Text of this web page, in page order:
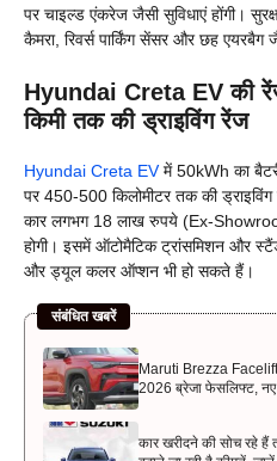
पर चाइल्ड एंकरेज जैसी सुविधाएं होंगी।
कैमरा, रिवर्स पार्किंग सेंसर और छह एयरबैग
Hyundai Creta EV की
किमी तक की ड्राइविंग रेंज
Hyundai Creta EVमें 50kWh का
पर 450-500 किलोमीटर तक की
कार लगभग 18 लाख रुपये (Ex-
होगी। इसमें ऑटोमैटिक ट्रांसमिशन और
और ड्यूल कलर ऑप्शन भी हो सकते हैं।
संबंधित खबरें
Maruti Brezza Facelift
2026 ब्रेजा फेसलिफ्ट,
कार खरीदने की सोच रहे